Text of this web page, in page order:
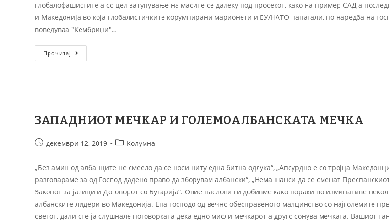
глобалофашистите а со цел затупување на масите се далеку под просекот, како на пример САД а
и Македонија во која глобалистичките корумпирани марионети и ЕУ/НАТО папагали, по наредба на
воведуваа "Кембриџи"…
Прочитај
ЗАПАДНИОТ МЕЧКАР И ГОЛЕМОАЛБАНСКАТА МЕЧКА
декември 12, 2019 Колумна
„Без амин од албанците не смеело да се носи ниту една битна одлука“, „Апсурдно е со тројца
разговараме за од Господ дадено право да зборувам албански“, „Нема шанси да се сменат
Законот за јазици и Договорот со Бугарија“. Овие наслови ги добивме како пораки во изминативе
албанските лидери во Македонија. Епа господо од вечно обесправеното малцинство со најголемите
светот, дали сте ја слушнале поговорката дека едно мисли мечкарот а друго сонува мечката. Вашиот